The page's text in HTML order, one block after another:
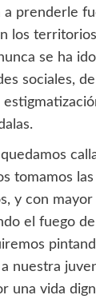
prenderle
los
se ha
sociales,
tomamos las
y con mayor
el fuego de
nuestra
una vida